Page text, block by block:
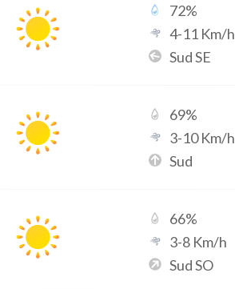
72%
4-11 Km/h
Sud SE
69%
3-10Km/h
Sud
66%
3-8 Km/h
Sud SO